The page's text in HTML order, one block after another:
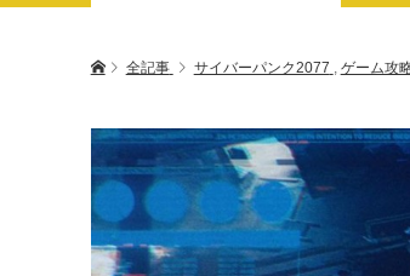
全記事 サイバーパンク2077 , ゲーム攻